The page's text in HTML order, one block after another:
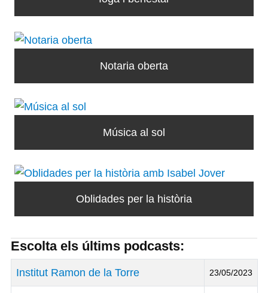
Notaria oberta
Música al sol
Oblidades per la història
Escolta els últims podcasts:
Títol Data de Publicació
Institut Ramon de la Torre 23/05/2023